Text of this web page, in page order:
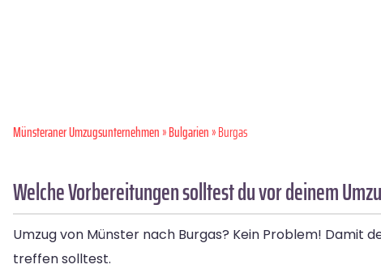
Münsteraner Umzugsunternehmen»Bulgarien» Burgas
Welche Vorbereitungen solltest du vor deinem
Umzug von Münster nach Burgas? Kein Problem! Damit
treffen solltest.